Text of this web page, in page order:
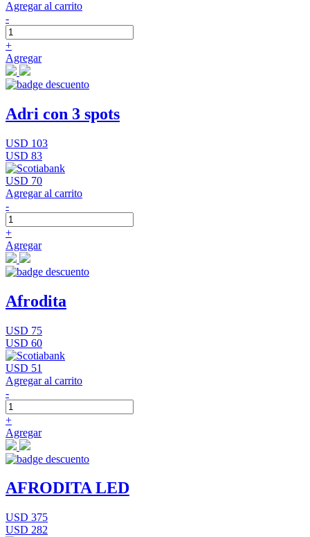
Agregar al carrito
-
+
Agregar
Adri con 3 spots
USD 103
USD 83
USD 70
Agregar al carrito
-
+
Agregar
Afrodita
USD 75
USD 60
USD 51
Agregar al carrito
-
+
Agregar
AFRODITA LED
USD 375
USD 282